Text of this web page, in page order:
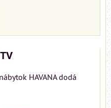
HAVANA dodá